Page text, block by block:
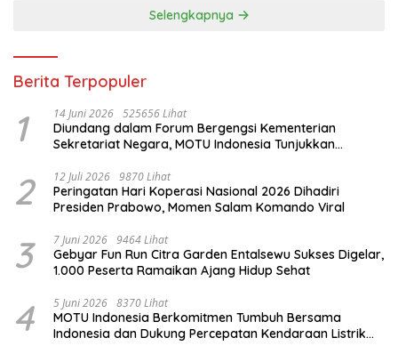
Selengkapnya
Berita Terpopuler
1 14 Juni 2026 525656 Lihat
Diundang dalam Forum Bergengsi Kementerian
Sekretariat Negara, MOTU Indonesia Tunjukkan
2 12 Juli 2026 9870 Lihat
Peringatan Hari Koperasi Nasional 2026 Dihadiri
Presiden Prabowo, Momen Salam Komando Viral
3 7 Juni 2026 9464 Lihat
Gebyar Fun Run Citra Garden Entalsewu Sukses Digelar,
1.000 Peserta Ramaikan Ajang Hidup Sehat
4 5 Juni 2026 8370 Lihat
MOTU Indonesia Berkomitmen Tumbuh Bersama
Indonesia dan Dukung Percepatan Kendaraan Listrik